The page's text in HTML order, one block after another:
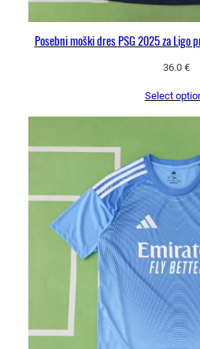
Posebni moški dres PSG 2025 za Ligo
36.0 €
Select